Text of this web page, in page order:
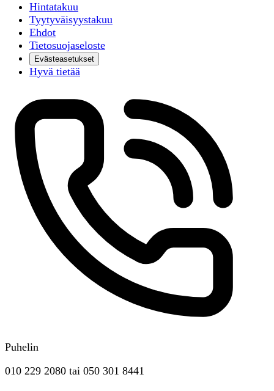
Hintatakuu
Tyytyväisyystakuu
Ehdot
Tietosuojaseloste
Evästeasetukset
Hyvä tietää
Puhelin
010 229 2080 tai 050 301 8441